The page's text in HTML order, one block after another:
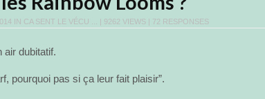
IN CA SENT LE VÉCU ... | 9262 VIEWS | 72 RESPONSES
air dubitatif.
pourquoi pas si ça leur fait plaisir”.